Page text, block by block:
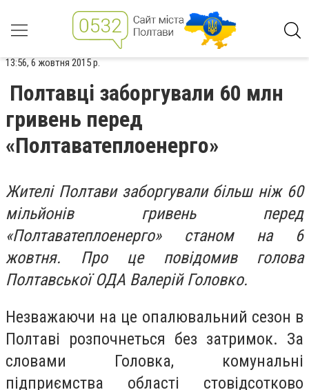
13:56, 6 жовтня 2015 р.
Полтавці заборгували 60 млн
гривень перед
«Полтаватеплоенерго»
Жителі Полтави заборгували більш ніж 60
мільйонів гривень перед
«Полтаватеплоенерго» станом на 6
жовтня. Про це повідомив голова
Полтавської ОДА Валерій Головко.
Незважаючи на це опалювальний сезон в
Полтаві розпочнеться без затримок. За
словами Головка, комунальні
підприємства області стовідсотково